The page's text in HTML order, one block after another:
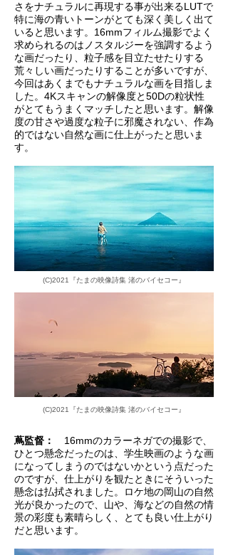
さをナチュラルに再現する事が出来るLUTで
特に海の青いトーンがとても深く美しく出て
いると思います。16mmフィルム撮影でよく
求められるのはノスタルジーを強調するよう
な画だったり、粒子感を目立たせたりする
荒々しい画だったりすることが多いですが、
今回はあくまでもナチュラルな画を目指しま
した。4Kスキャンの解像度と50Dの粒状性
がとてもうまくマッチしたと思います。解像
度の甘さや過度な粒子に邪魔されない、作為
的ではない自然な画に仕上がったと思いま
す。
(C)2021『たまの映像詩集 渚のバイセコー』
(C)2021『たまの映像詩集 渚のバイセコー』
蔦監督：
16mmのカラーネガでの撮影で、
ひとつ懸念だったのは、学生映画のような画
になってしまうのではないかという点だった
のですが、仕上がりを観たときにそういった
懸念は払拭されました。ロケ地の岡山の自然
光が良かったので、山や、海などの自然の情
景の彩度も素晴らしく、とても良い仕上がり
だと思います。